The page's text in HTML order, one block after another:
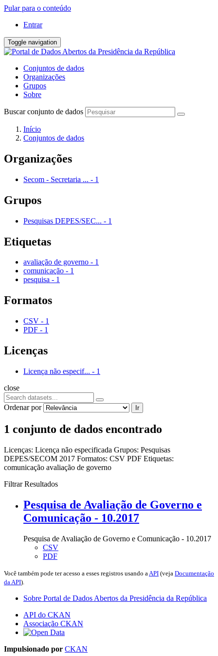
Pular para o conteúdo
Entrar
Toggle navigation
Conjuntos de dados
Organizações
Grupos
Sobre
Buscar conjunto de dados
Início
Conjuntos de dados
Organizações
Secom - Secretaria ... - 1
Grupos
Pesquisas DEPES/SEC... - 1
Etiquetas
avaliação de governo - 1
comunicação - 1
pesquisa - 1
Formatos
CSV - 1
PDF - 1
Licenças
Licença não especif... - 1
close
Ordenar por Ir
1 conjunto de dados encontrado
Licenças: Licença não especificada Grupos: Pesquisas
DEPES/SECOM 2017 Formatos: CSV PDF Etiquetas:
comunicação avaliação de governo
Filtrar Resultados
Pesquisa de Avaliação de Governo e
Comunicação - 10.2017
Pesquisa de Avaliação de Governo e Comunicação - 10.2017
CSV
PDF
Você também pode ter acesso a esses registros usando a API (veja Documentação
da API).
Sobre Portal de Dados Abertos da Presidência da República
API do CKAN
Associação CKAN
Impulsionado por CKAN